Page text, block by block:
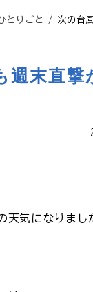
とりごと / 次の台
週末直撃
天気になりまし